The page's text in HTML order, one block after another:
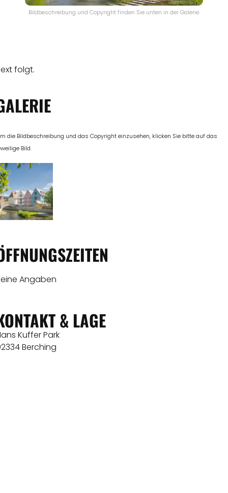
Bildbeschreibung und Copyright finden Sie unten in der Galerie.
folgt.
die Bildbeschreibung und das Copyright einzusehen, klicken Sie bitte auf das
Bild.
Angaben
& LAGE
Kuffer Park
Berching